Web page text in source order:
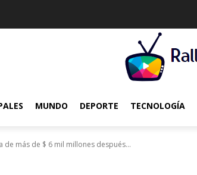
MUNDO DEPORTE TECNOLOGÍA
de más de $ 6 mil millones después...